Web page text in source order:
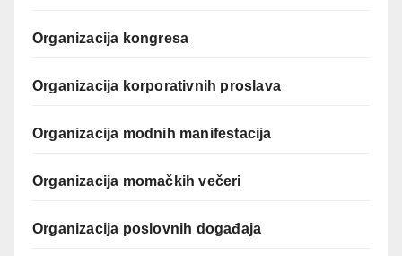
Organizacija kongresa
Organizacija korporativnih proslava
Organizacija modnih manifestacija
Organizacija momačkih večeri
Organizacija poslovnih događaja